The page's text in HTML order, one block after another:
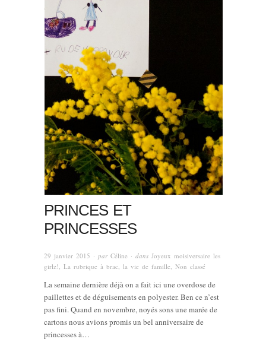
PRINCES ET
PRINCESSES
29 janvier 2015 · par Céline · dans Joyeux moisiversaire les
girlz! La rubrique à brac la vie de famille Non classé
La semaine dernière déjà on a fait ici une overdose de
paillettes et de déguisements en polyester. Ben ce n’est
pas fini. Quand en novembre, noyés sons une marée de
cartons nous avions promis un bel anniversaire de
princesses à…